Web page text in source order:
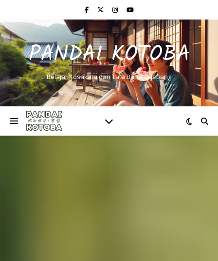
PANDAI KOTOBA
Belajar Kosakata dan Tata Bahasa Jepang